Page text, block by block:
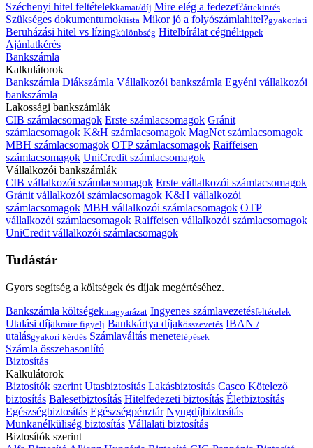
Széchenyi hitel feltételekkamat/díj Mire elég a fedezet?áttekintés
Szükséges dokumentumoklista Mikor jó a folyószámlahitel?gyakorlati
Beruházási hitel vs lízingkülönbség Hitelbírálat cégnéltippek
Ajánlatkérés
Bankszámla
Kalkulátorok
Bankszámla Diákszámla Vállalkozói bankszámla Egyéni vállalkozói
bankszámla
Lakossági bankszámlák
CIB számlacsomagok Erste számlacsomagok Gránit
számlacsomagok K&H számlacsomagok MagNet számlacsomagok
MBH számlacsomagok OTP számlacsomagok Raiffeisen
számlacsomagok UniCredit számlacsomagok
Vállalkozói bankszámlák
CIB vállalkozói számlacsomagok Erste vállalkozói számlacsomagok
Gránit vállalkozói számlacsomagok K&H vállalkozói
számlacsomagok MBH vállalkozói számlacsomagok OTP
vállalkozói számlacsomagok Raiffeisen vállalkozói számlacsomagok
UniCredit vállalkozói számlacsomagok
Tudástár
Gyors segítség a költségek és díjak megértéséhez.
Bankszámla költségekmagyarázat Ingyenes számlavezetésfeltételek
Utalási díjakmire figyelj Bankkártya díjakösszevetés IBAN /
utalásgyakori kérdés Számlaváltás menetelépések
Számla összehasonlító
Biztosítás
Kalkulátorok
Biztosítók szerint Utasbiztosítás Lakásbiztosítás Casco Kötelező
biztosítás Balesetbiztosítás Hitelfedezeti biztosítás Életbiztosítás
Egészségbiztosítás Egészségpénztár Nyugdíjbiztosítás
Munkanélküliség biztosítás Vállalati biztosítás
Biztosítók szerint